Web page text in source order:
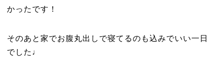
かったです！
そのあと家でお腹丸出しで寝てるのも込みでいい一日
でした♩